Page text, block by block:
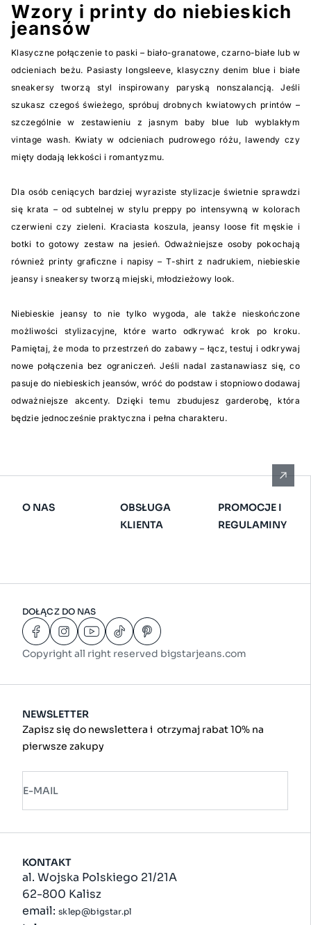
Wzory i printy do niebieskich
jeansów
Klasyczne połączenie to paski – biało-granatowe, czarno-białe lub w
odcieniach beżu. Pasiasty longsleeve, klasyczny denim blue i białe
sneakersy tworzą styl inspirowany paryską nonszalancją. Jeśli
szukasz czegoś świeżego, spróbuj drobnych kwiatowych printów –
szczególnie w zestawieniu z jasnym baby blue lub wyblakłym
vintage wash. Kwiaty w odcieniach pudrowego różu, lawendy czy
mięty dodają lekkości i romantyzmu.
Dla osób ceniących bardziej wyraziste stylizacje świetnie sprawdzi
się krata – od subtelnej w stylu preppy po intensywną w kolorach
czerwieni czy zieleni. Kraciasta koszula, jeansy loose fit męskie i
botki to gotowy zestaw na jesień. Odważniejsze osoby pokochają
również printy graficzne i napisy – T-shirt z nadrukiem, niebieskie
jeansy i sneakersy tworzą miejski, młodzieżowy look.
Niebieskie jeansy to nie tylko wygoda, ale także nieskończone
możliwości stylizacyjne, które warto odkrywać krok po kroku.
Pamiętaj, że moda to przestrzeń do zabawy – łącz, testuj i odkrywaj
nowe połączenia bez ograniczeń. Jeśli nadal zastanawiasz się, co
pasuje do niebieskich jeansów, wróć do podstaw i stopniowo dodawaj
odważniejsze akcenty. Dzięki temu zbudujesz garderobę, która
będzie jednocześnie praktyczna i pełna charakteru.
KONTAKT
al. Wojska Polskiego 21/21A
62-800 Kalisz
email: sklep@bigstar.pl
O NAS
OBSŁUGA
KLIENTA
PROMOCJE I
REGULAMINY
DOŁĄCZ DO NAS
Copyright all right reserved bigstarjeans.com
NEWSLETTER
Zapisz się do newslettera i otrzymaj rabat 10% na
pierwsze zakupy
E-MAIL